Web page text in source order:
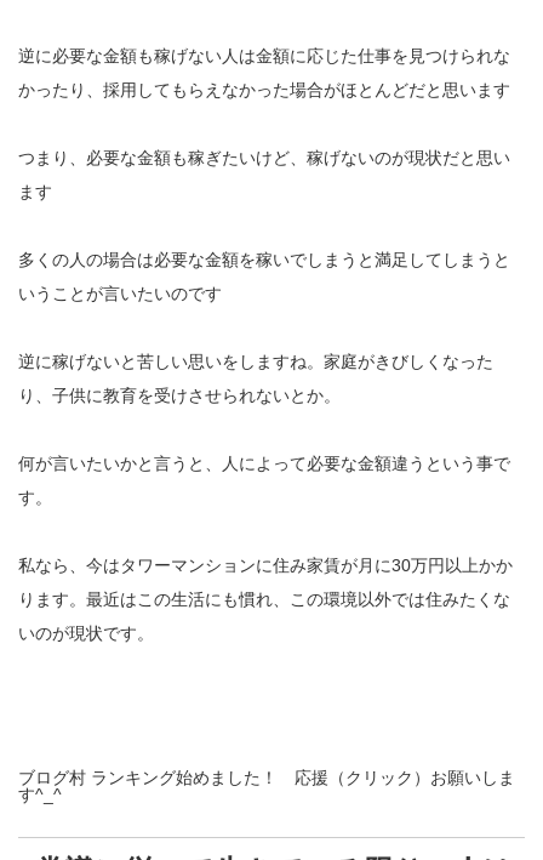
逆に必要な金額も稼げない人は金額に応じた仕事を見つけられな
かったり、採用してもらえなかった場合がほとんどだと思います
つまり、必要な金額も稼ぎたいけど、稼げないのが現状だと思い
ます
多くの人の場合は必要な金額を稼いでしまうと満足してしまうと
いうことが言いたいのです
逆に稼げないと苦しい思いをしますね。家庭がきびしくなった
り、子供に教育を受けさせられないとか。
何が言いたいかと言うと、人によって必要な金額違うという事で
す。
私なら、今はタワーマンションに住み家賃が月に30万円以上かか
ります。最近はこの生活にも慣れ、この環境以外では住みたくな
いのが現状です。
ブログ村 ランキング始めました！ 応援（クリック）お願いしま
す^_^